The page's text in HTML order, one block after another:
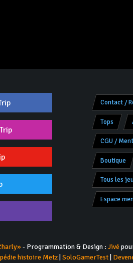
Contact /
Tops
CGU /
Boutique
Tous les
Espace
- Programmation & Design : Jivé
histoire Metz| SoloGamerTest|